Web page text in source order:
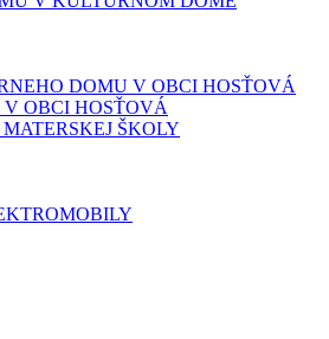
DOMU V OBCI HOSŤOVÁ
OBCI HOSŤOVÁ
ŠKOLY